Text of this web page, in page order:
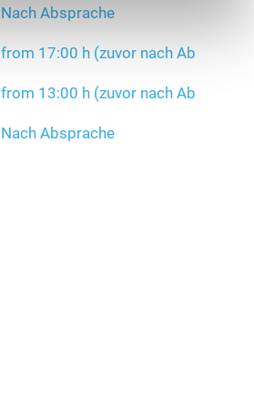
Nach Absprache
from 17:00 h (zuvor nach Ab
from 13:00 h (zuvor nach Ab
Nach Absprache